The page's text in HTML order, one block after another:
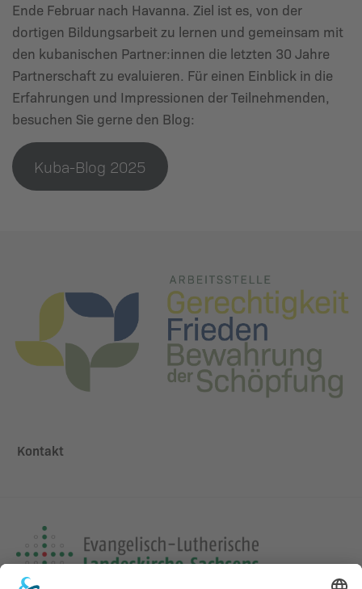
Ende Februar nach Havanna. Ziel ist es, von der
dortigen Bildungsarbeit zu lernen und gemeinsam mit
den kubanischen Partner:innen die letzten 30 Jahre
Partnerschaft zu evaluieren. Für einen Einblick in die
Erfahrungen und Impressionen der Teilnehmenden,
besuchen Sie gerne den Blog:
Kuba-Blog 2025
Kontakt